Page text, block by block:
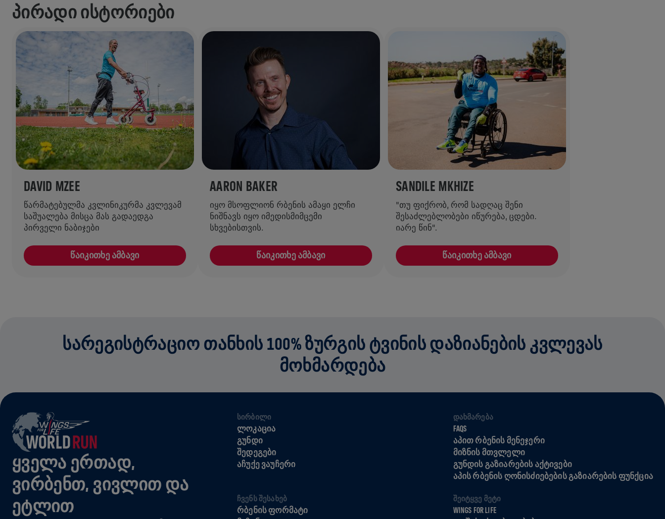
ᲞᲘᲠᲐᲓᲘ ᲘᲡᲢᲝᲠᲘᲔᲑᲘ
DAVID MZEE
წარმატებულმა კვლინიკურმა კვლევამ
საშუალება მისცა მას გადაედგა
პირველი ნაბიჯები
ᲬᲐᲘᲙᲘᲗᲮᲔ ᲐᲛᲑᲐᲕᲘ
AARON BAKER
იყო მსოფლიონ რბენის ამაყი ელჩი
ნიშნავს იყო იმედისმიმცემი
სხვებისთვის.
ᲬᲐᲘᲙᲘᲗᲮᲔ ᲐᲛᲑᲐᲕᲘ
SANDILE MKHIZE
"თუ ფიქრობ, რომ სადღაც შენი
შესაძლებლობები იწურება, ცდები.
იარე წინ".
ᲬᲐᲘᲙᲘᲗᲮᲔ ᲐᲛᲑᲐᲕᲘ
ᲡᲐᲠᲔᲒᲘᲡᲢᲠᲐᲪᲘᲝ ᲗᲐᲜᲮᲘᲡ 100% ᲖᲣᲠᲒᲘᲡ ᲢᲕᲘᲜᲘᲡ ᲓᲐᲖᲘᲐᲜᲔᲑᲘᲡ ᲙᲕᲚᲔᲕᲐᲡ
ᲛᲝᲮᲛᲐᲠᲓᲔᲑᲐ
ᲧᲕᲔᲚᲐ ᲔᲠᲗᲐᲓ,
ᲕᲘᲠᲑᲔᲜᲗ, ᲕᲘᲕᲚᲘᲗ ᲓᲐ
ᲔᲢᲚᲘᲗ
ᲡᲘᲠᲑᲘᲚᲘ
ᲚᲝᲙᲐᲪᲘᲐ
ᲒᲣᲜᲓᲘ
ᲨᲔᲓᲔᲒᲔᲑᲘ
ᲐᲩᲣᲥᲔ ᲕᲐᲣᲩᲔᲠᲘ
ᲓᲐᲮᲛᲐᲠᲔᲑᲐ
FAQS
ᲐᲞᲘᲗ ᲠᲑᲔᲜᲘᲡ ᲛᲔᲜᲔᲯᲔᲠᲘ
ᲛᲘᲖᲜᲘᲡ ᲛᲗᲕᲚᲔᲚᲘ
ᲒᲣᲜᲓᲘᲡ ᲒᲐᲖᲘᲐᲠᲔᲑᲘᲡ ᲐᲥᲢᲘᲕᲔᲑᲘ
ᲐᲞᲘᲡ ᲠᲑᲔᲜᲘᲡ ᲦᲝᲜᲘᲡᲫᲘᲔᲑᲔᲑᲘᲡ ᲒᲐᲖᲘᲐᲠᲔᲑᲘᲡ ᲤᲣᲜᲥᲪᲘᲐ
ᲩᲕᲔᲜᲡ ᲨᲔᲡᲐᲮᲔᲑ
ᲠᲑᲔᲜᲘᲡ ᲤᲝᲠᲛᲐᲢᲘ
ᲨᲔᲘᲢᲧᲕᲔ ᲛᲔᲢᲘ
WINGS FOR LIFE